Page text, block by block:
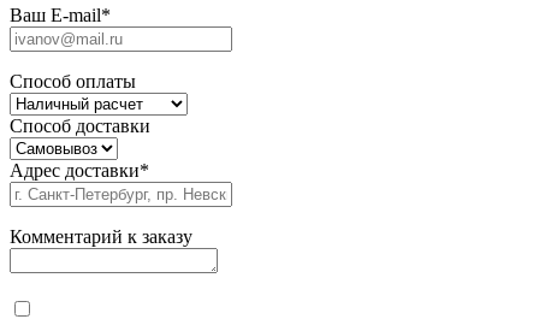
Ваш E-mail*
Способ оплаты
Способ доставки
Адрес доставки*
Комментарий к заказу